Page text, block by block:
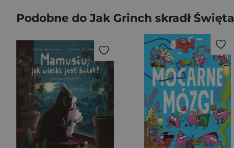
Podobne do Jak Grinch skradł Święta